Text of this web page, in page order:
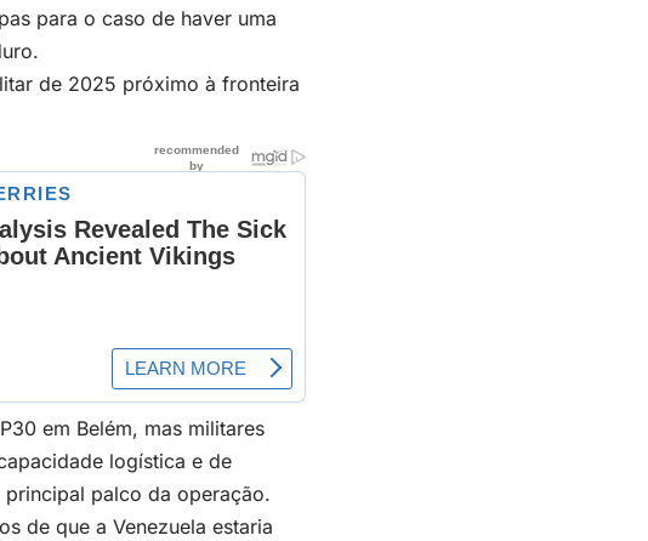
para o caso de haver uma
de 2025 próximo à fronteira
em Belém, mas militares
logística e de
palco da operação.
de que a Venezuela estaria